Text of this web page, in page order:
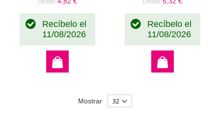
Desde
Recíbelo el
11/08/2026
Desde
Recíbelo el
11/08/2026
Mostrar